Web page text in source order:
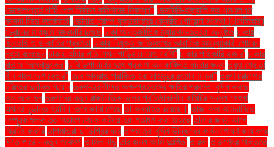
ডেভেলপমেন্ট পার্টি পেল নির্বাচন কমিশনের নিবন্ধন" ডেসটিনি-ইভ্যালি সহ এমএলএম
ব্যবসা নিয়ে সতর্কবার্তা ডোনাল্ড ট্রাম্প যুক্তরাষ্ট্রের কেন্দ্রীয় গোয়েন্দা সংস্থা (এফবিআই)
ড্রোনের মাধ্যমে নজরদারি চলছে ঢাকা আন্তর্জাতিক ম্যারাথন-২০২৫ অনুষ্ঠিত ঢাকায়
ছিনতাই ও ডাকাতির প্রবণতা ঢাকায় নিযুক্ত জাতিসংঘের আবাসিক সমন্বয়কারী গোয়েন
লুইস বলেছেন ঢাকায় হাঁটার গতি এখন গাড়ির চেয়েও বেশি'' ঢাকার পাইকারি বাজার' ঢাকার
বাতাস ‘অস্বাস্থ্যকর’ ঢাবি উপাচার্যের দুঃখ প্রকাশ অনাকাঙ্ক্ষিত ঘটনার জন্য তবুও শ্রোতা
হীন বাংলাদেশ বেতার” তবে আমরাও পরাজিত হব: মাহমুদুর রহমান মান্না" তরুণ ট্রাম্পের
চরিত্রে দুর্দান্ত স্ট্যান তরুণ-তরুণীদের অঙ্গ-প্রত্যঙ্গের ক্ষতির প্রবণতা বৃদ্ধি করছে
অ্যালকোহল তরুণদের নতুন রাজনৈতিক দলের প্রতিষ্ঠাকালীন কমিটির সদস্য সংখ্যা
এখনও চূড়ান্ত হয়নি। তবে জানা গেছে তা অব্যাহত রয়েছে। তাজা ফল আমদানিতে
সম্পূরক শুল্ক ৩০ শতাংশ থেকে কমিয়ে ২৫ শতাংশ করা হয়েছে তাঁদের জন্য আগে
স্ক্রিনিং জরুরি তাপমাত্রা ৯ ডিগ্রির ঘরে তাপমাত্রা বৃদ্ধি উদ্ভিদের কার্বন শোষণ বন্ধ করে
দিতে পারে - নতুন গবেষণা তামিল নাড়ু তার জন্য আমি দুঃখিত' তারকা তারুণ্যের শক্তিতে